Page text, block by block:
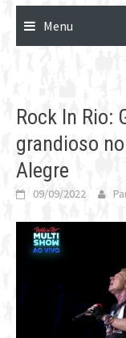
Menu
Rock In Rio:
grandioso
Alegre
09/09/2022